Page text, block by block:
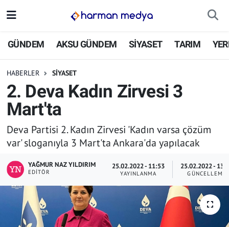
GÜNDEM AKSU GÜNDEM SİYASET TARIM
HABERLER SİYASET
2. Deva Kadın Zirvesi 3
Mart'ta
Deva Partisi 2. Kadın Zirvesi 'Kadın varsa çözüm
var' sloganıyla 3 Mart'ta Ankara'da yapılacak
YAĞMUR NAZ YILDIRIM
EDITÖR
25.02.2022 - 11:53
YAYINLANMA
25.02.2022 -
GÜNCELLEME
GÜNDEM
SİYASET
TARIM
YEREL YÖNETİMLER
EKONOMİ
ASAYİŞ
SPOR
İstanbul Nöbetçi Eczaneler
İstanbul Trafik Yoğunluk Haritası
Süper Lig Puan Durumu ve Fikstür
Tüm Manşetler
Son Dakika Haberleri
Haber Arşivi